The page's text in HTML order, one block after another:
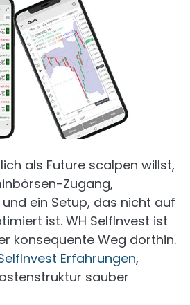
als Future scalpen willst,
Zugang,
ein Setup, das nicht auf
ist. WH SelfInvest ist
konsequente Weg dorthin.
Erfahrungen,
sauber